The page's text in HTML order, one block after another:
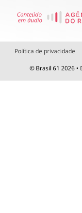
Política de privacidade
© Brasil 61 2026 •